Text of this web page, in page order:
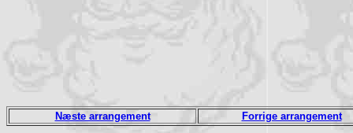
Næste arrangement Forrige arrangement